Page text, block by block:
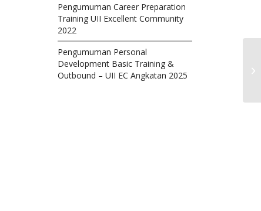
Pengumuman Career Preparation
Training UII Excellent Community
2022
Pengumuman Personal
Development Basic Training &
Outbound – UII EC Angkatan 2025